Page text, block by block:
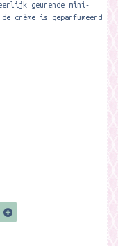
geurende mini-
crème is geparfumeerd